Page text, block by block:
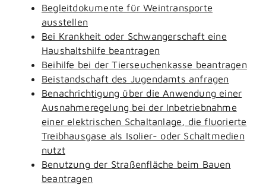
Begleitdokumente für Weintransporte
ausstellen
Bei Krankheit oder Schwangerschaft eine
Haushaltshilfe beantragen
Beihilfe bei der Tierseuchenkasse beantragen
Beistandschaft des Jugendamts anfragen
Benachrichtigung über die Anwendung einer
Ausnahmeregelung bei der Inbetriebnahme
einer elektrischen Schaltanlage, die fluorierte
Treibhausgase als Isolier- oder Schaltmedien
nutzt
Benutzung der Straßenfläche beim Bauen
beantragen